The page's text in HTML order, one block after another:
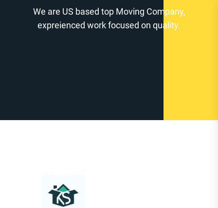
We are US based top Moving Company,
expreienced work focused on quality.